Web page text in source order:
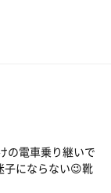
の電車乗り継いで
子にならない😉靴